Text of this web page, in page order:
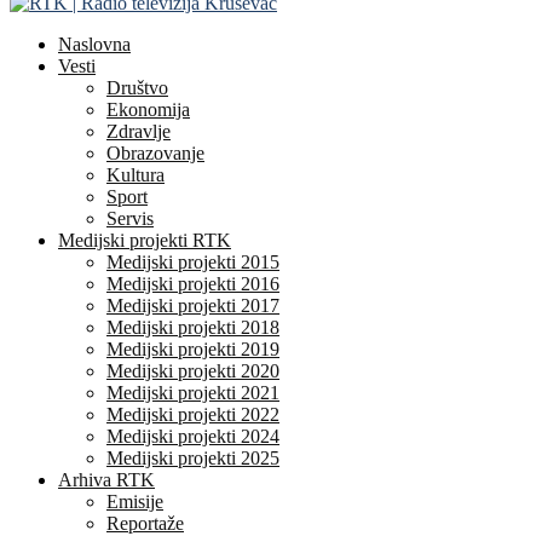
Naslovna
Vesti
Društvo
Ekonomija
Zdravlje
Obrazovanje
Kultura
Sport
Servis
Medijski projekti RTK
Medijski projekti 2015
Medijski projekti 2016
Medijski projekti 2017
Medijski projekti 2018
Medijski projekti 2019
Medijski projekti 2020
Medijski projekti 2021
Medijski projekti 2022
Medijski projekti 2024
Medijski projekti 2025
Arhiva RTK
Emisije
Reportaže